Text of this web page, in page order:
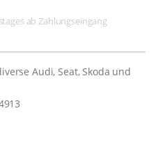
ab Zahlungseingang
Audi, Seat, Skoda und